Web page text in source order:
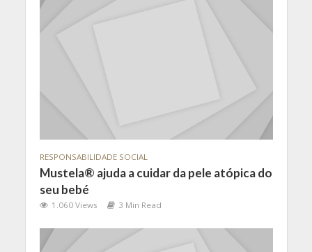
RESPONSABILIDADE SOCIAL
Mustela® ajuda a cuidar da pele atópica do
seu bebé
1.060 Views 3 Min Read